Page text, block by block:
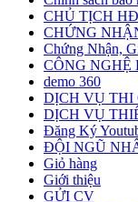
CHỦ TỊCH
CHỨNG
Chứng Nhận,
CÔNG
demo 360
DỊCH VỤ THI
DỊCH VỤ
Đăng Ký
ĐỘI NGŨ
Giỏ hàng
Giới thiệu
GỬI CV